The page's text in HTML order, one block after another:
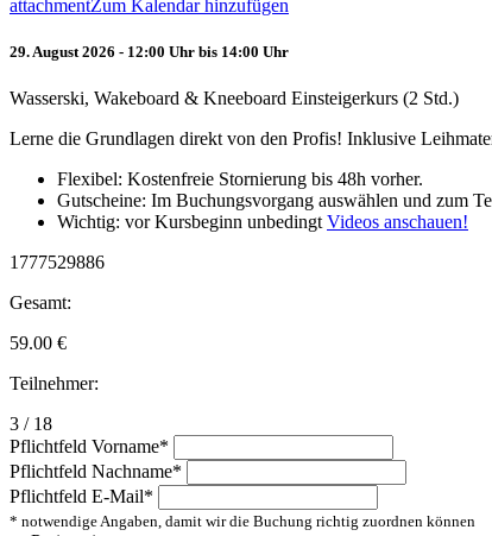
attachmentZum Kalendar hinzufügen
29. August 2026 - 12:00 Uhr bis 14:00 Uhr
Wasserski, Wakeboard & Kneeboard Einsteigerkurs (2 Std.)
Lerne die Grundlagen direkt von den Profis! Inklusive
Flexibel: Kostenfreie Stornierung bis 48h vorher.
Gutscheine: Im Buchungsvorgang auswählen und zum
Wichtig: vor Kursbeginn unbedingtVideos anschauen!
1777529886
Gesamt:
59.00 €
Teilnehmer:
3 / 18
Pflichtfeld Vorname*
Pflichtfeld Nachname*
Pflichtfeld E-Mail*
* notwendige Angaben, damit wir die Buchung richtig zuordnen können